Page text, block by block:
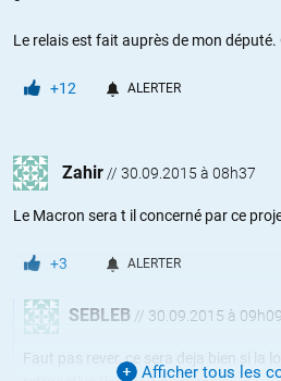
Le relais est fait auprès de mon
+12 ALERTER
Zahir // 30.09.2015 à 08h37
Le Macron sera t il concerné par ce
+3 ALERTER
SEBLEB // 30.09.2015 à 09h09
Faut pas rever, ce sera deja bien si la
Afficher tous les